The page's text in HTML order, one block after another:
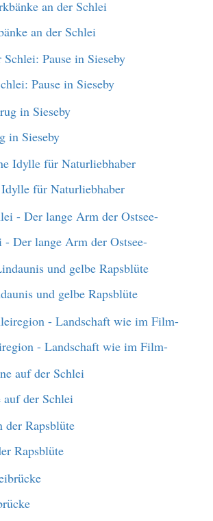
an der Schlei
Pause in Sieseby
in Sieseby
für Naturliebhaber
Der lange Arm der Ostsee-
und gelbe Rapsblüte
- Landschaft wie im Film-
auf der Schlei
Rapsblüte